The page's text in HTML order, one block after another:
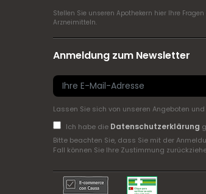
Stellen Sie unseren Apothekern hier Ihre Fragen
Arzneimitteln.
Anmeldung zum Newsletter
Lassen Sie sich von unseren Angeboten
Ich habe die Datenschutzerklärung
Bitte beachten Sie, dass Sie mit der
Fall können Sie Ihre Zustimmung